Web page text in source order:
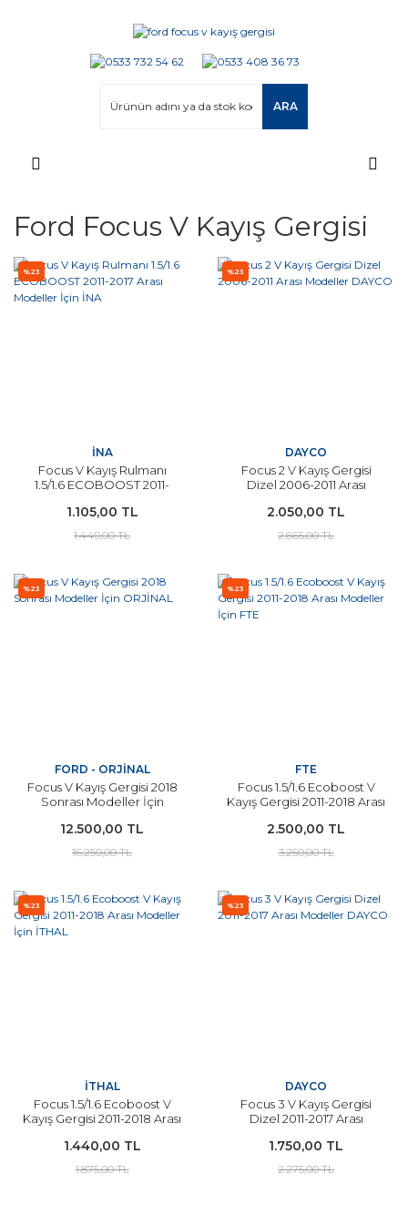
ARA
Ford Focus V Kayış Gergisi
%23
İNA
Focus V Kayış Rulmanı
1.5/1.6 ECOBOOST 2011-
1.105,00 TL
1.440,00 TL
%23
DAYCO
Focus 2 V Kayış Gergisi
Dizel 2006-2011 Arası
2.050,00 TL
2.665,00 TL
%23
FORD - ORJİNAL
Focus V Kayış Gergisi 2018
Sonrası Modeller İçin
12.500,00 TL
16.250,00 TL
%23
FTE
Focus 1.5/1.6 Ecoboost V
Kayış Gergisi 2011-2018 Arası
2.500,00 TL
3.250,00 TL
%23
İTHAL
Focus 1.5/1.6 Ecoboost V
Kayış Gergisi 2011-2018 Arası
1.440,00 TL
1.875,00 TL
%23
DAYCO
Focus 3 V Kayış Gergisi
Dizel 2011-2017 Arası
1.750,00 TL
2.275,00 TL